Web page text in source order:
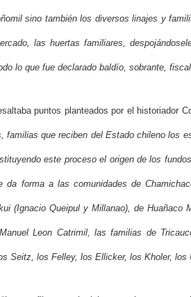
sino también los diversos linajes y
las huertas familiares,
lo que fue declarado baldío, sobrante,
puntos planteados por el historiador
familias que reciben del Estado chileno los
este proceso el origen de los
da forma a las comunidades de
(Ignacio Queipul y Millanao), de
Leon Catrimil, las familias de
Seitz, los Felley, los Ellicker, los Kholer, los